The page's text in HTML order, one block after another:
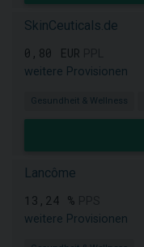
SkinCeuticals.de
0,80 EUR
weitere Provisionen
Gesundheit & Wellness
Lancôme
13,24 %
weitere Provisionen